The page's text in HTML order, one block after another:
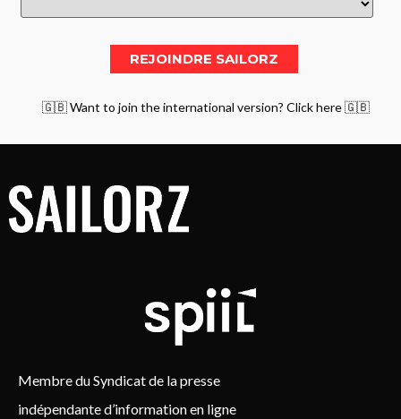
🇬🇧 Want to join the international version? Click here 🇬🇧
Membre du Syndicat de la presse
indépendante d’information en ligne